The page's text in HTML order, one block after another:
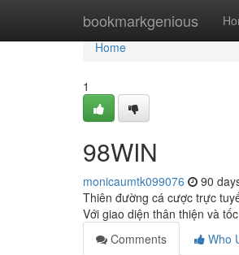
bookmarkgenious
Home
Home
1
98WIN
monicaumtk099076 90
Thiên đường cá cược trực
Với giao diện thân thiện và tốc
Comments
Who